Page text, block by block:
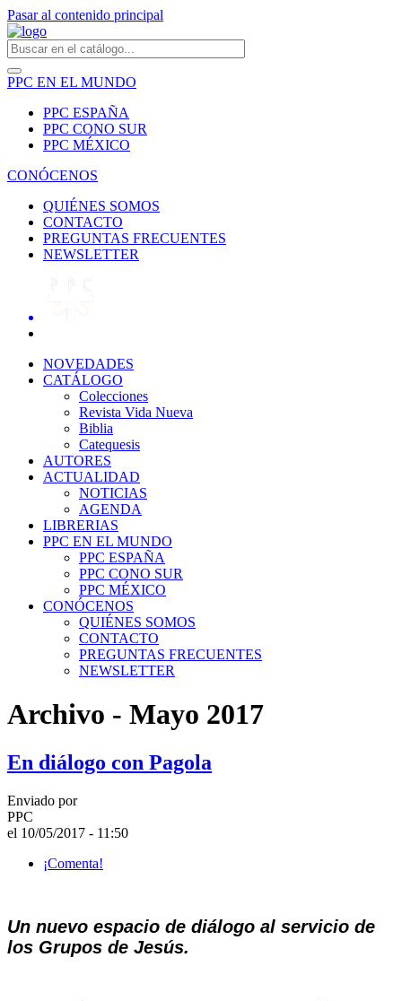
Pasar al contenido principal
PPC EN EL MUNDO
PPC ESPAÑA
PPC CONO SUR
PPC MÉXICO
CONÓCENOS
QUIÉNES SOMOS
CONTACTO
PREGUNTAS FRECUENTES
NEWSLETTER
NOVEDADES
CATÁLOGO
Colecciones
Revista Vida Nueva
Biblia
Catequesis
AUTORES
ACTUALIDAD
NOTICIAS
AGENDA
LIBRERIAS
PPC EN EL MUNDO
PPC ESPAÑA
PPC CONO SUR
PPC MÉXICO
CONÓCENOS
QUIÉNES SOMOS
CONTACTO
PREGUNTAS FRECUENTES
NEWSLETTER
Archivo - Mayo 2017
En diálogo con Pagola
Enviado por
PPC
el 10/05/2017 - 11:50
¡Comenta!
Un nuevo espacio de diálogo al servicio de
los Grupos de Jesús.